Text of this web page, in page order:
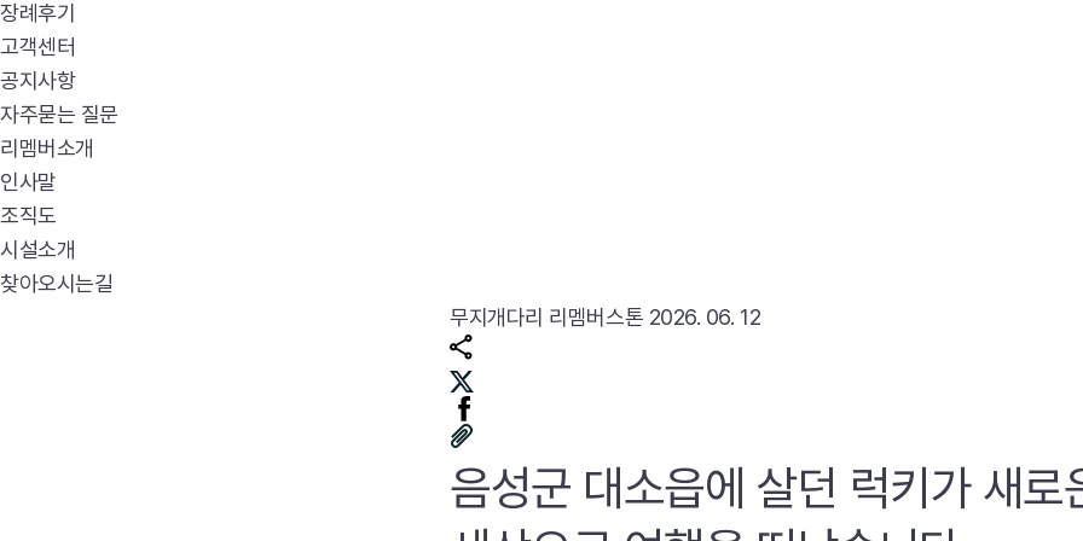
장례후기
고객센터
공지사항
자주묻는 질문
리멤버소개
인사말
조직도
시설소개
찾아오시는길
무지개다리 리멤버스톤 2026. 06. 12
음성군 대소읍에 살던 럭키가 새로